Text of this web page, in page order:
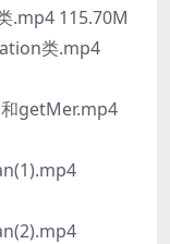
115.70M
类.mp4
getMer.mp4